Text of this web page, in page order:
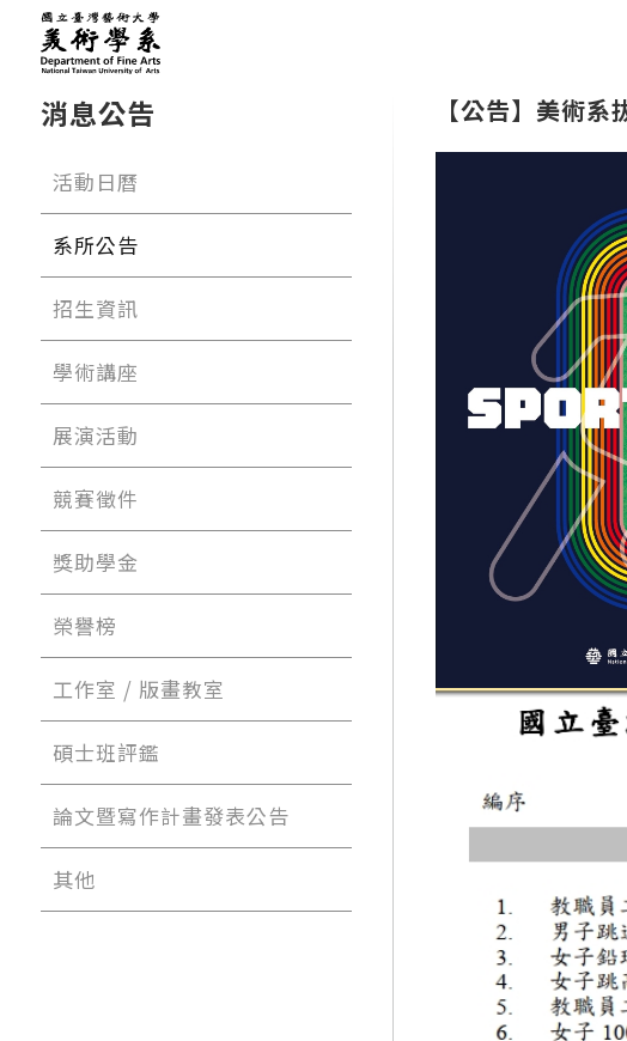
消息公告
活動日曆
系所公告
招生資訊
學術講座
展演活動
競賽徵件
獎助學金
榮譽榜
工作室 / 版畫教室
碩士班評鑑
論文暨寫作計畫發表公告
其他
【公告】美術